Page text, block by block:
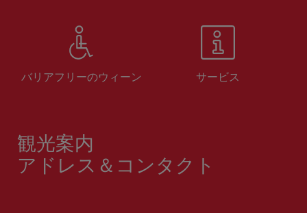
バリアフリーのウィーン サービス
観光案内
アドレス＆コンタクト